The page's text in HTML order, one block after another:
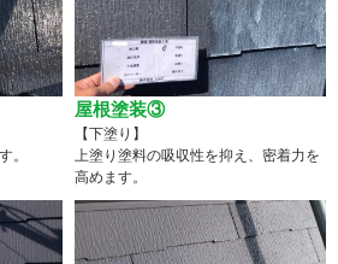
。
屋根塗装③
【下塗り】
上塗り塗料の吸収性を抑え、密着力を
高めます。